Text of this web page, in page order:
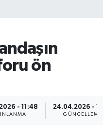
ön
- 11:48 24.04.2026 -
GÜNCELLEME